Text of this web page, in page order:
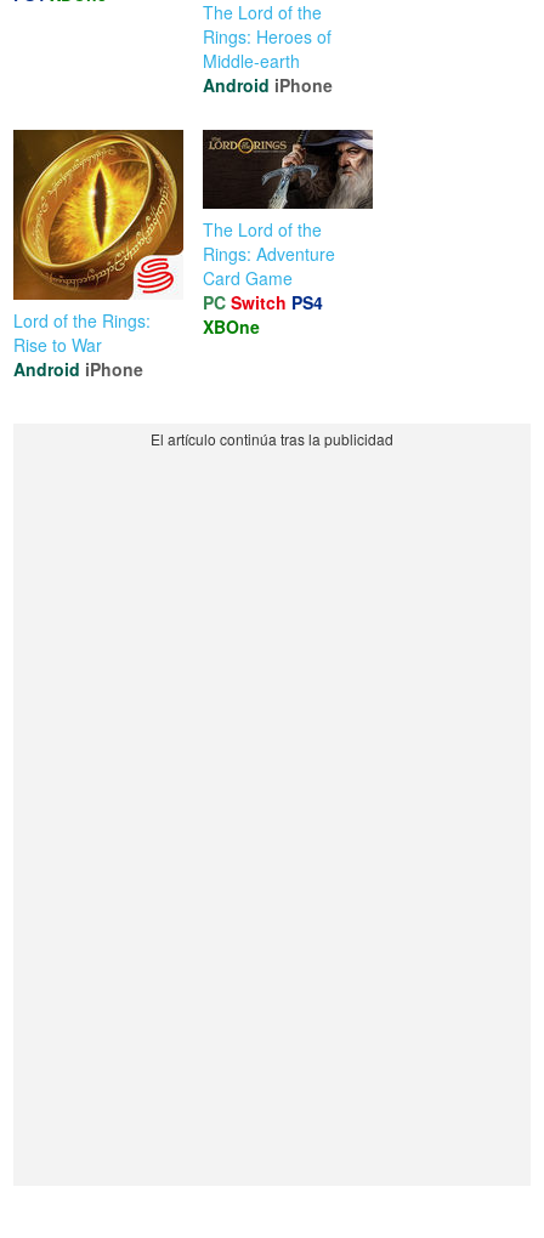
The Lord of the
Rings: Heroes of
Middle-earth
Android iPhone
Lord of the Rings:
Rise to War
Android iPhone
The Lord of the
Rings: Adventure
Card Game
PC Switch PS4
XBOne